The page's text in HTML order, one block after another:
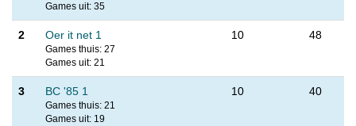
Games uit: 35
2 Oer it net 1
Games thuis: 27
Games uit: 21
10 48
3 BC '85 1
Games thuis: 21
Games uit: 19
10 40